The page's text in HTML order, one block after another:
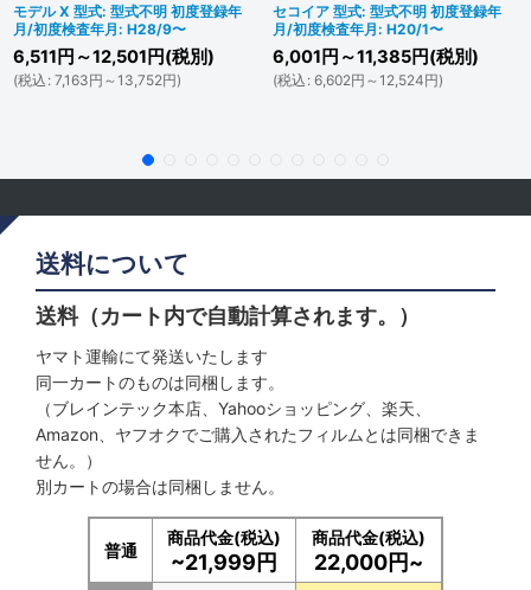
モデル X 型式: 型式不明 初度登録年
月/初度検査年月: H28/9〜
6,511 円 ～12,501 円(税別)
(税込 : 7,163円 ～13,752円)
セコイア 型式: 型式不明 初度登録年
月/初度検査年月: H20/1〜
6,001 円 ～11,385円(税別)
(税込 : 6,602円 ～12,524円)
送料について
送料（カート内で自動計算されます。）
ヤマト運輸にて発送いたします
同一カートのものは同梱します。
（ブレインテック本店、Yahooショッピング、楽天、
Amazon、ヤフオクでご購入されたフィルムとは同梱できま
せん。）
別カートの場合は同梱しません。
普通
商品代金(税込)
~21,999円
商品代金(税込)
22,000円~